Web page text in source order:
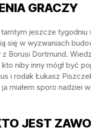
GRACZY
jeszcze
się w wyzwaniach
z Borusi Dortmund.
niby inny mógł być
i rodak Łukasz
miałem sporo nadziei
JEST